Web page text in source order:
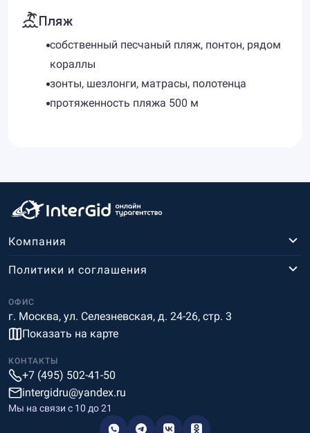
Пляж
собственный песчаный пляж, понтон, рядом
кораллы
зонты, шезлонги, матрасы, полотенца
протяженность пляжа 500 м
Компания
ОФИС
г. Москва, ул. Селезневская, д. 24-26, стр. 3
Показать на карте
Политики и соглашения
КОНТАКТЫ
+7 (495) 502-41-50
intergidru@yandex.ru
Мы на связи c 10 до 21